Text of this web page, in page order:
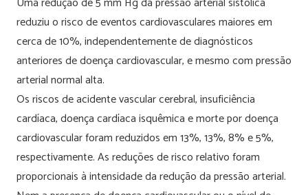
reduziu o risco de eventos cardiovasculares maiores em
cerca de 10%, independentemente de diagnósticos
anteriores de doença cardiovascular, e mesmo com pressão
arterial normal alta.
Os riscos de acidente vascular cerebral, insuficiência
cardíaca, doença cardíaca isquêmica e morte por doença
cardiovascular foram reduzidos em 13%, 13%, 8% e 5%,
respectivamente. As reduções de risco relativo foram
proporcionais à intensidade da redução da pressão arterial.